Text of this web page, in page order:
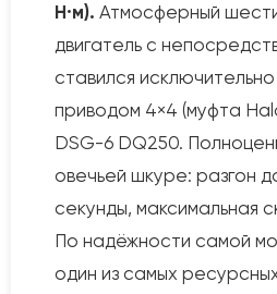
Н·м). Атмосферный
двигатель с
ставился
приводом 4×4 (муфта
DSG-6 DQ250.
овечьей шкуре: разгон
секунды, максимальная
По надёжности самой
один из самых